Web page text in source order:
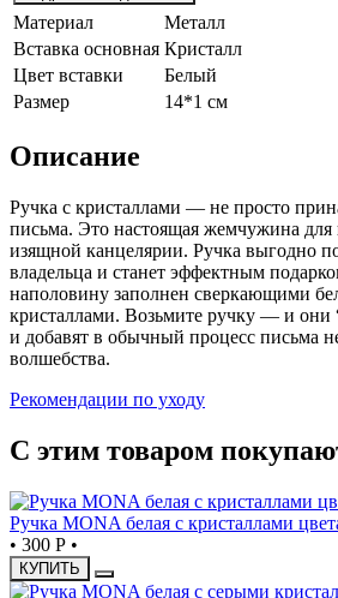
Материал
Металл
Вставка основная Кристалл
Цвет вставки
Белый
Размер
14*1 см
Описание
Ручка с кристаллами — не просто
письма. Это настоящая жемчужина для
изящной канцелярии. Ручка выгодно
владельца и станет эффектным
наполовину заполнен сверкающими
кристаллами. Возьмите ручку — и они
и добавят в обычный процесс письма
волшебства.
Рекомендации по уходу
С этим товаром
Ручка MONA белая с кристаллами
• 300 Р •
КУПИТЬ